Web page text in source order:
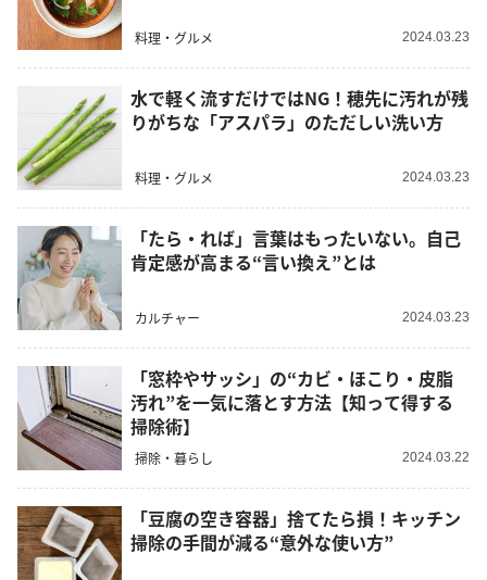
料理・グルメ 2024.03.23
水で軽く流すだけではNG！穂先に汚れが残
りがちな「アスパラ」のただしい洗い方
料理・グルメ 2024.03.23
「たら・れば」言葉はもったいない。自己
肯定感が高まる“言い換え”とは
カルチャー 2024.03.23
「窓枠やサッシ」の“カビ・ほこり・皮脂
汚れ”を一気に落とす方法【知って得する
掃除術】
掃除・暮らし 2024.03.22
「豆腐の空き容器」捨てたら損！キッチン
掃除の手間が減る“意外な使い方”